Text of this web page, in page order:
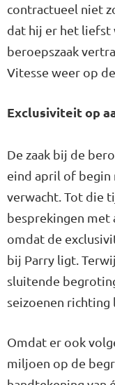
contractueel niet
dat hij er het liefst
beroepszaak
Vitesse weer op
Exclusiviteit op
De zaak bij de
eind april of begin
verwacht. Tot die
besprekingen met
omdat de
bij Parry ligt.
sluitende
seizoenen richting
Omdat er ook
miljoen op de